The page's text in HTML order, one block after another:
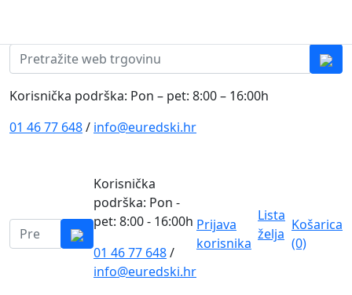
Pretraži:
Korisnička podrška: Pon – pet: 8:00 – 16:00h
01 46 77 648/ info@euredski.hr
Pretraži:
Korisnička
podrška: Pon -
pet: 8:00 - 16:00h
01 46 77 648/
info@euredski.hr
Prijava
korisnika
Lista
želja
Košarica
(0)